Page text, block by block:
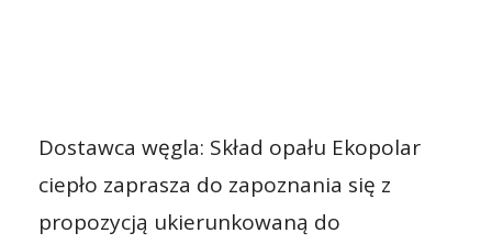
Dostawca węgla: Skład opału Ekopolar
ciepło zaprasza do zapoznania się z
propozycją ukierunkowaną do